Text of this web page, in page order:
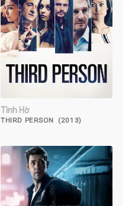
Tình Hờ
THIRD PERSON (2013)